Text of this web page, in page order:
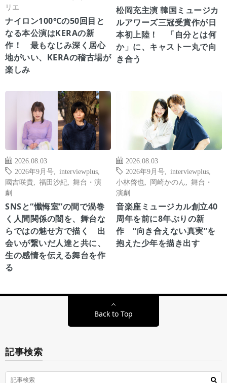
リエ
ナイロン100℃の50回目と
なる本公演はKERAの新
作！ 最もなじみ深く居心
地がいい、KERAの稽古場が
楽しみ
松岡充主演 韓国ミュージカ
ルアワーズ三冠受賞作が日
本初上陸！ 「自分とは何
か」に、キャスト一丸で向
き合う
2026.08.03
2026年9月号
interviewplus
國吉咲貴
福田沙紀
舞台・演
劇
SNSと“懺悔室”の間で渦巻
く人間関係の闇を、舞台な
らではの魅せ方で描く 出
会いが繋いだ人達と共に、
生の感情を伝える舞台を作
る
2026.08.03
2026年9月号
interviewplus
小林啓也
岡崎かのん
舞台・
演劇
音楽座ミュージカル創立40
周年を前に8年ぶりの新
作 “向き合えない真実”を
抱えた少年を描き出す
Back to Top
記事検索